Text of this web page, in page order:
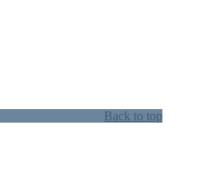
Back to top